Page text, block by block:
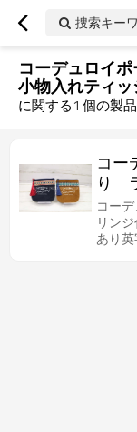
捜索キー
コーデュロイ
小物入れティ
に関する1 個の製
コー
り
コー
リン
あり